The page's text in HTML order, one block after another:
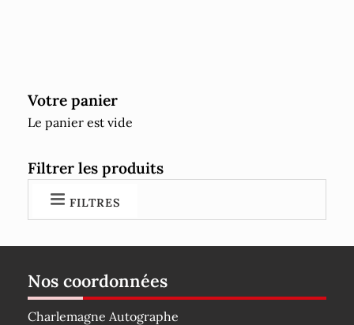
Votre panier
Le panier est vide
Filtrer les produits
FILTRES
Nos coordonnées
Charlemagne Autographe